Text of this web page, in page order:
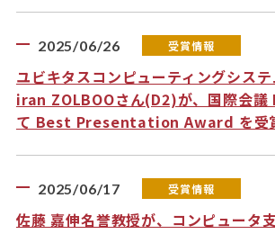
2025/06/26 受賞情報
ユビキタスコンピューティングシス
iran ZOLBOOさん(D2)が、国際会議
て Best Presentation Award を受賞
2025/06/17 受賞情報
佐藤 嘉伸名誉教授が、コンピュータ